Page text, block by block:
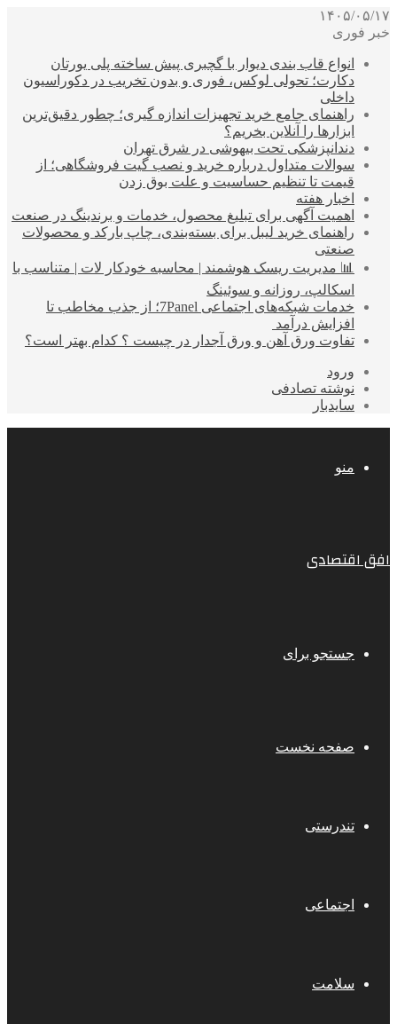
۱۴۰۵/۰۵/۱۷
خبر فوری
انواع قاب بندی دیوار با گچبری پیش ساخته پلی یورتان
دکارت؛ تحولی لوکس، فوری و بدون تخریب در دکوراسیون
داخلی
راهنمای جامع خرید تجهیزات اندازه گیری؛ چطور دقیق‌ترین
ابزارها را آنلاین بخریم؟
دندانپزشکی تحت بیهوشی در شرق تهران
سوالات متداول درباره خرید و نصب گیت فروشگاهی؛ از
قیمت تا تنظیم حساسیت و علت بوق زدن
اخبار هفته
اهمیت آگهی برای تبلیغ محصول، خدمات و برندینگ در صنعت
راهنمای خرید لیبل برای بسته‌بندی، چاپ بارکد و محصولات
صنعتی
📊 مدیریت ریسک هوشمند | محاسبه خودکار لات | متناسب با
اسکالپ، روزانه و سوئینگ
خدمات شبکه‌های اجتماعی 7Panel؛ از جذب مخاطب تا
افزایش درآمد
تفاوت ورق آهن و ورق آجدار در چیست ؟ کدام بهتر است؟
ورود
نوشته تصادفی
سایدبار
منو
افق اقتصادی
جستجو برای
صفحه نخست
تندرستی
اجتماعی
سلامت